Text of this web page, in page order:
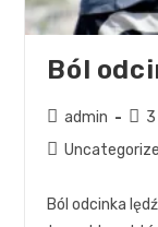
Ból
admin
Ból odcinka